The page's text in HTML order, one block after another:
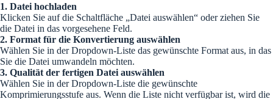
1. Datei hochladen
Klicken Sie auf die Schaltfläche „Datei auswählen“ oder ziehen Sie
die Datei in das vorgesehene Feld.
2. Format für die Konvertierung auswählen
Wählen Sie in der Dropdown-Liste das gewünschte Format aus, in das
Sie die Datei umwandeln möchten.
3. Qualität der fertigen Datei auswählen
Wählen Sie in der Dropdown-Liste die gewünschte
Komprimierungsstufe aus. Wenn die Liste nicht verfügbar ist, wird die